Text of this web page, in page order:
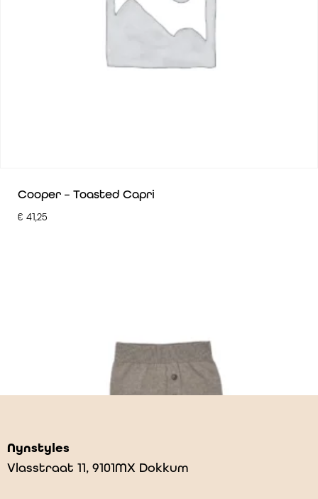
Cooper – Toasted Capri
€ 41,25
Nynstyles
Vlasstraat 11, 9101MX Dokkum